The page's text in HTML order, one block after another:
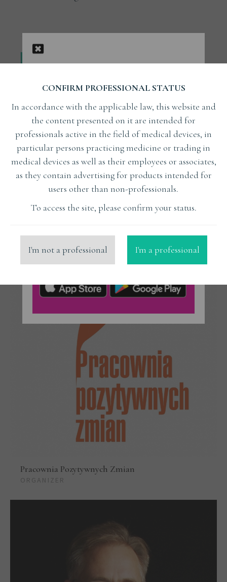
SEE MY COURSES
SEE MY ARTICLES
Tags: IMPLANT, STOMATOLOG, SZKOLENIA,
WARSZTATY, WYKŁAD,
Pracownia Pozytywnych Zmian
ORGANIZER
CONFIRM PROFESSIONAL STATUS
In accordance with the applicable law, this website and
the content presented on it are intended for
professionals active in the field of medical devices, in
particular persons practicing medicine or trading in
medical devices as well as their employees or associates,
as they contain advertising for products intended for
users other than non-professionals.
To access the site, please confirm your status.
I'm not a professional I'm a professional